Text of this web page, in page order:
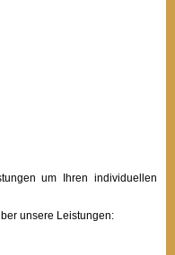
um Ihren individuellen
unsere Leistungen: